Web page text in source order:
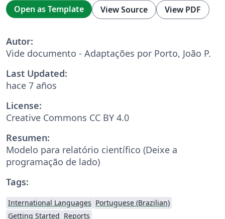
Open as Template View Source View PDF
Autor:
Vide documento - Adaptações por Porto, João P.
Last Updated:
hace 7 años
License:
Creative Commons CC BY 4.0
Resumen:
Modelo para relatório científico (Deixe a
programação de lado)
Tags:
International Languages Portuguese (Brazilian)
Getting Started Reports